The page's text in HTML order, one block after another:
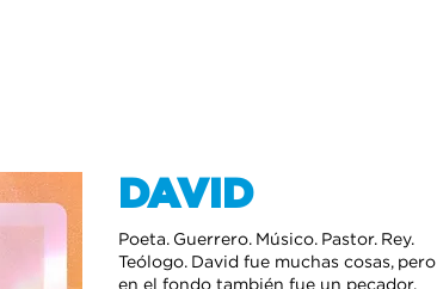
DAVID
Poeta. Guerrero. Músico. Pastor. Rey.
Teólogo. David fue muchas cosas, pero
en el fondo también fue un pecador,